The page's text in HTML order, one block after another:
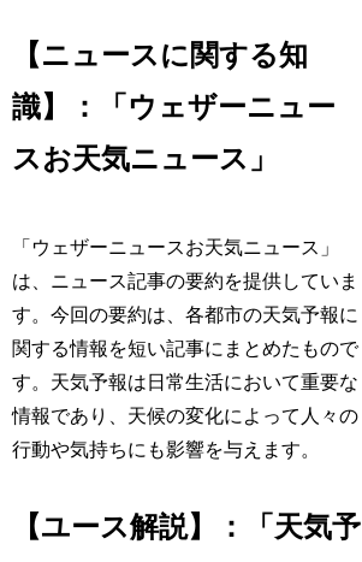
【ニュースに関する知
識】：「ウェザーニュー
スお天気ニュース」
「ウェザーニュースお天気ニュース」
は、ニュース記事の要約を提供していま
す。今回の要約は、各都市の天気予報に
関する情報を短い記事にまとめたもので
す。天気予報は日常生活において重要な
情報であり、天候の変化によって人々の
行動や気持ちにも影響を与えます。
【ユース解説】：「天気予